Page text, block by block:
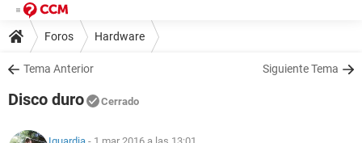
Foros Hardware
Tema Anterior Siguiente Tema
Disco duro Cerrado